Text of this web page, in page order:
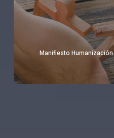
Manifiesto Humanización